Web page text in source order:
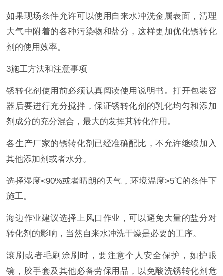
如果现场条件允许可以使用自来水冲洗金属表面，清理
大气中附着的各种污染物和盐分，这样更加优化锈转化
剂的使用效率。
3施工方法和注意事项
锈转化剂使用前必须认真阅读使用说明书。打开包装容
器后要进行充分搅拌，保证锈转化剂的乳化均匀和添加
剂成分的充分混合，最大的发挥其转化作用。
各生产厂家的锈转化剂已经准确配比，不允许继续加入
其他添加剂或者水分。
选择湿度<90%或者晴朗的天气，环境温度>5℃的条件下
施工。
海边作业建议选择上风口作业，可以避免大量的盐分对
转化剂的影响，当然自来水冲洗干燥是必要的工序。
滚刷或者毛刷涂刷时，要注意个人安全保护，如护眼
镜，胶手套及其他必备劳保用品，以免酸洗锈转化剂危